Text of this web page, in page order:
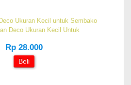
Deco Ukuran Kecil Untuk
Rp 28.000
Beli